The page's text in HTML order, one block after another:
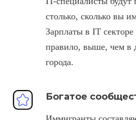
столько, сколько вы
Зарплаты в IT
правило, выше, чем в
города.
Богатое